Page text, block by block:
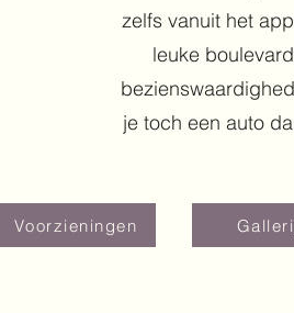
zelfs vanuit het
leuke
je toch een auto
Voorzieningen